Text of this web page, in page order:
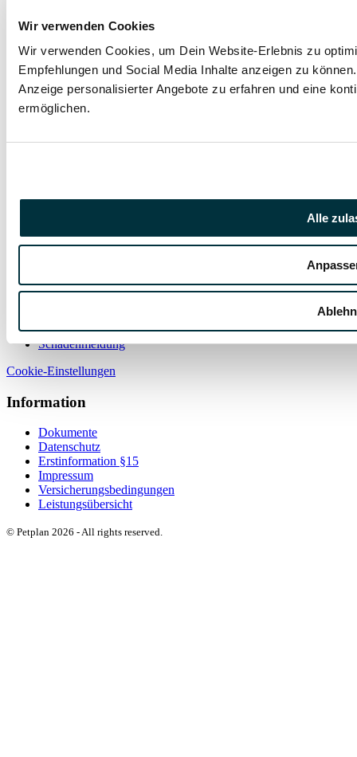
Wir verwenden Cookies
Wir verwenden Cookies, um Dein Website-Erlebnis zu
Empfehlungen und Social Media Inhalte anzeigen zu
Anzeige personalisierter Angebote zu erfahren und eine
ermöglichen.
Alle
Hundepension
Versicherungen
Hundekrankenvollversicherung
Dösen
Vegan
Diagnostik
Kaninchenversicherung
OP Versicherung für Katzen
Birkenzucker (Xylitol): die tödliche Gefahr für Ihren
Hund
HypoglykämieInsulin
Kundenservice
Kontakt
Schadenmeldung
Cookie-Einstellungen
Information
Dokumente
Datenschutz
Erstinformation §15
Impressum
Versicherungsbedingungen
Leistungsübersicht
© Petplan 2026 - All rights reserved.